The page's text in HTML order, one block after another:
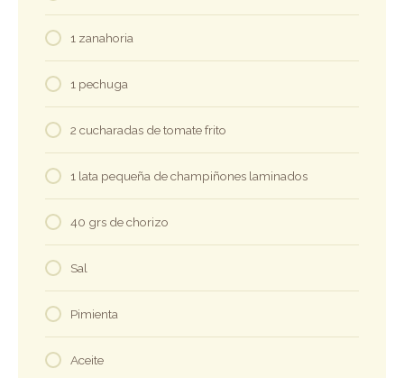
1 zanahoria
1 pechuga
2 cucharadas de tomate frito
1 lata pequeña de champiñones laminados
40 grs de chorizo
Sal
Pimienta
Aceite